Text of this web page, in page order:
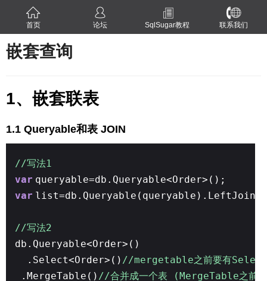
首页 论坛 SqlSugar教程 联系我们
嵌套查询
1、嵌套联表
1.1 Queryable和表 JOIN
//写法1
var queryable=db.Queryable<Order>();
var
//写法2
db.Queryable<Order>()
.Select<Order>() //mergetable之前要有Select
.MergeTable() //合并成一个表 (MergeTable之前